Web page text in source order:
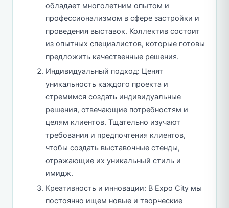
обладает многолетним опытом и
профессионализмом в сфере застройки и
проведения выставок. Коллектив состоит
из опытных специалистов, которые готовы
предложить качественные решения.
Индивидуальный подход: Ценят
уникальность каждого проекта и
стремимся создать индивидуальные
решения, отвечающие потребностям и
целям клиентов. Тщательно изучают
требования и предпочтения клиентов,
чтобы создать выставочные стенды,
отражающие их уникальный стиль и
имидж.
Креативность и инновации: В Expo City мы
постоянно ищем новые и творческие